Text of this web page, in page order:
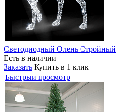
Светодиодный Олень Стройный
Есть в наличии
Заказать Купить в 1 клик
Быстрый просмотр